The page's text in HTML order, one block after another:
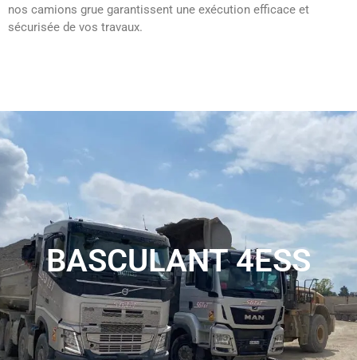
nos camions grue garantissent une exécution efficace et
sécurisée de vos travaux.
BASCULANT 4ESS
Nos camions basculants 4 essieux, d'une capacité de
12m³, assurent un transport efficace et fiable des déblais
et des matériaux de construction.